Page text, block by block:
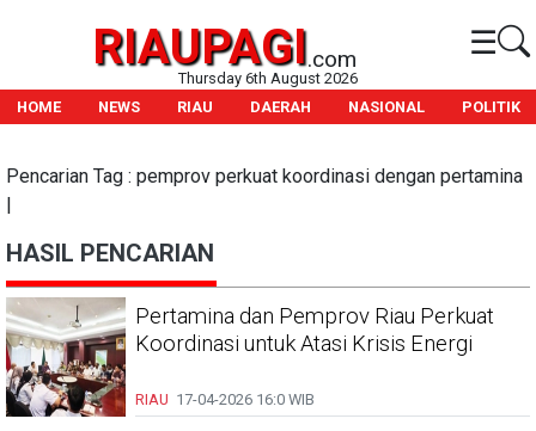
RIAUPAGI.com ☰
Thursday 6th August 2026
HOME
NEWS RIAU DAERAH NASIONAL POLITIK
Pencarian Tag : pemprov perkuat koordinasi dengan pertamina
|
HASIL PENCARIAN
Pertamina dan Pemprov Riau Perkuat
Koordinasi untuk Atasi Krisis Energi
RIAU 17-04-2026 16:0 WIB